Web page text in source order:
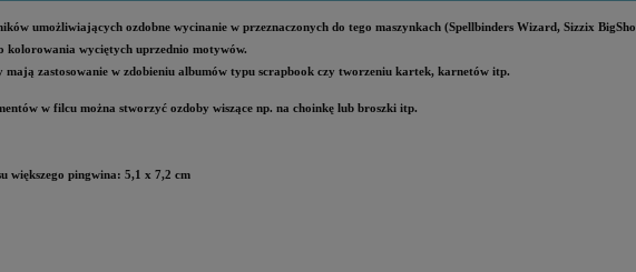
umożliwiających ozdobne wycinanie w przeznaczonych do tego maszynkach (Spellbinders Wizard, Sizzix
kolorowania wyciętych uprzednio motywów.
mają zastosowanie w zdobieniu albumów typu scrapbook czy tworzeniu kartek, karnetów itp.
w filcu można stworzyć ozdoby wiszące np. na choinkę lub broszki itp.
większego pingwina: 5,1 x 7,2 cm